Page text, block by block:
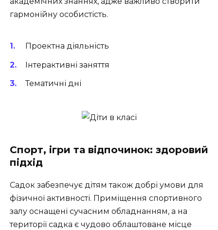
гармонійну особистість.
Проектна діяльність
Інтерактивні заняття
Тематичні дні
Спорт, ігри та відпочинок: здоровий
підхід
Садок забезпечує дітям також добрі умови для
фізичної активності. Приміщення спортивного
залу оснащені сучасним обладнанням, а на
території садка є чудово облаштоване місце